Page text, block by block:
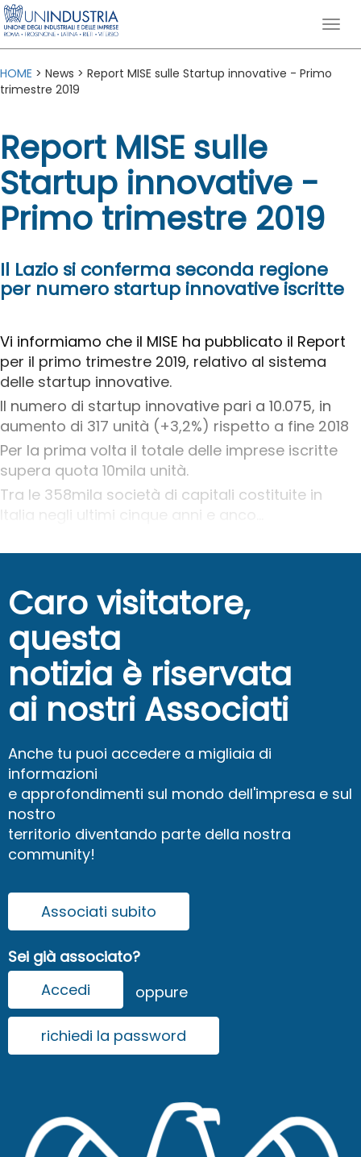
HOME > News > Report MISE sulle Startup innovative - Primo
trimestre 2019
Report MISE sulle
Startup innovative -
Primo trimestre 2019
Il Lazio si conferma seconda regione
per numero startup innovative iscritte
Vi informiamo che il MISE ha pubblicato il Report
per il primo trimestre 2019, relativo al sistema
delle startup innovative.
Il numero di startup innovative pari a 10.075, in
aumento di 317 unità (+3,2%) rispetto a fine 2018
Per la prima volta il totale delle imprese iscritte
supera quota 10mila unità.
Tra le 358mila società di capitali costituite in
Italia negli ultimi cinque anni e anco...
Caro visitatore,
questa
notizia è riservata
ai nostri Associati
Anche tu puoi accedere a migliaia di
informazioni
e approfondimenti sul mondo dell'impresa e sul
nostro
territorio diventando parte della nostra
community!
Associati subito
Sei già associato?
Accedi
oppure
richiedi la password